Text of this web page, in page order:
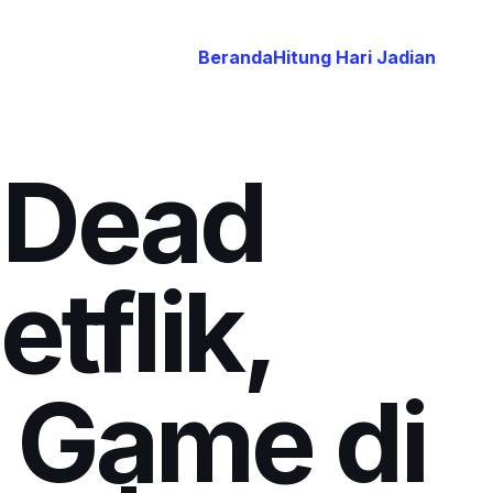
BerandaHitung Hari Jadian
di